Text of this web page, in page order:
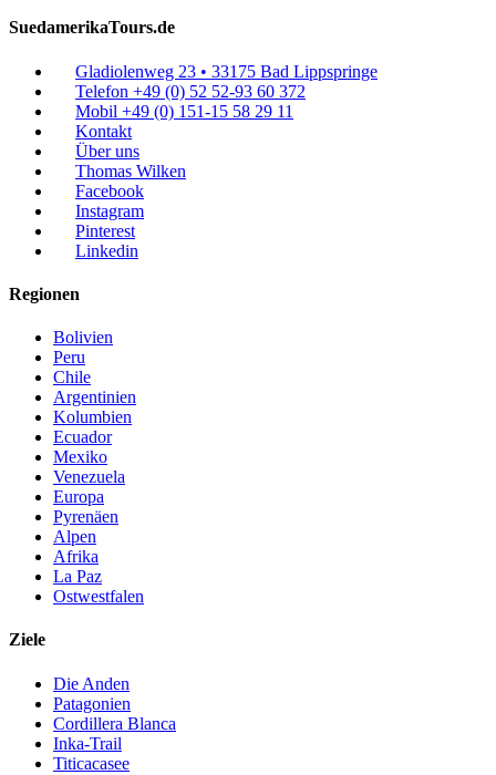
SuedamerikaTours.de
Gladiolenweg 23 • 33175 Bad Lippspringe
Telefon +49 (0) 52 52-93 60 372
Mobil +49 (0) 151-15 58 29 11
Kontakt
Über uns
Thomas Wilken
Facebook
Instagram
Pinterest
Linkedin
Regionen
Bolivien
Peru
Chile
Argentinien
Kolumbien
Ecuador
Mexiko
Venezuela
Europa
Pyrenäen
Alpen
Afrika
La Paz
Ostwestfalen
Ziele
Die Anden
Patagonien
Cordillera Blanca
Inka-Trail
Titicacasee